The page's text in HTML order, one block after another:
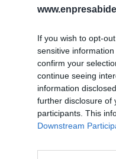
If you wish to opt-
sensitive
confirm your
continue seeing
information
further disclosure of
participants. This
Downstream
190 milioi euro
orekatuko
Google-ren
berriekin informatuta